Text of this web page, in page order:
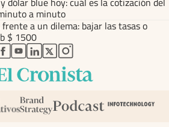
a minuto
frente a un dilema: bajar las tasas o
$ 1500
abre en nueva pestaña
abre en nueva pestaña
abre en nueva pestaña
abre en nueva pestaña
abre en nueva pestaña